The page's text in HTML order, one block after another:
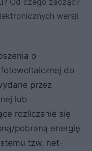
wersji
o
fotowoltaicznej do
przez
lub
rozliczanie się
pobraną energię
tzw. net-